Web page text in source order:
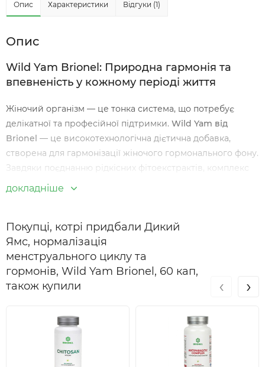
Опис Характеристики Відгуки (1)
Опис
Wild Yam Brionel: Природна гармонія та
впевненість у кожному періоді життя
Жіночий організм — це тонка система, що потребує
делікатної та професійної підтримки. Wild Yam від
Brionel — це високотехнологічна дієтична добавка,
створена для гармонізації жіночого гормонального фону.
Завдяки поєднанню рідкісних фітоекстрактів, комплекс
допомагає зберігати високу якість життя, незалежно від
Цей продукт є вибором жінок, які цінують натуральність
та прагнуть підтримувати свій життєвий тонус, емоційну
стабільність і красу зсередини.
Переваги Wild Yam Brionel
рослинних компонентів.
Природна підтримка:
Містить фітопрогестини та
фітоестрогени рослинного походження.
докладніше
Покупці, котрі придбали Дикий
Ямс, нормалізація
менструального циклу та
гормонів, Wild Yam Brionel, 60 кап,
також купили
‹ ›